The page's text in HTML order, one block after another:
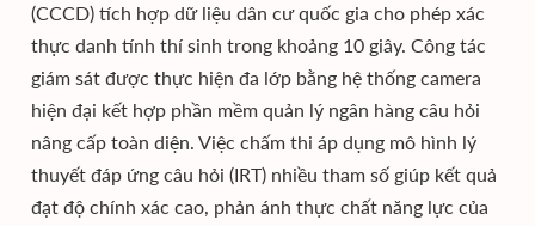
(CCCD) tích hợp dữ liệu dân cư quốc gia cho phép xác
thực danh tính thí sinh trong khoảng 10 giây. Công tác
giám sát được thực hiện đa lớp bằng hệ thống camera
hiện đại kết hợp phần mềm quản lý ngân hàng câu hỏi
nâng cấp toàn diện. Việc chấm thi áp dụng mô hình lý
thuyết đáp ứng câu hỏi (IRT) nhiều tham số giúp kết quả
đạt độ chính xác cao, phản ánh thực chất năng lực của